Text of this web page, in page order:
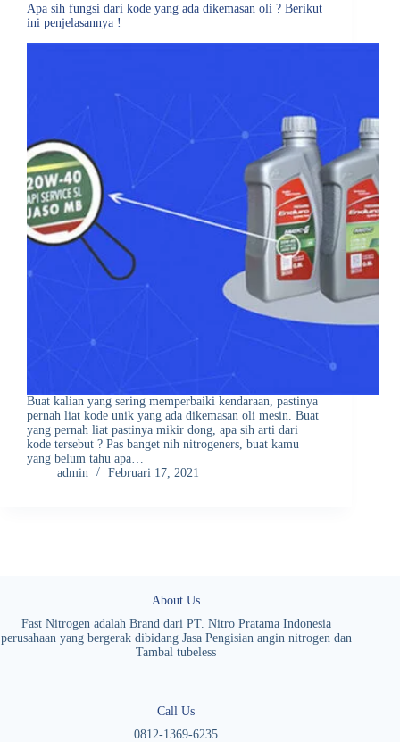
Apa sih fungsi dari kode yang ada dikemasan oli ? Berikut
ini penjelasannya !
Buat kalian yang sering memperbaiki kendaraan, pastinya
pernah liat kode unik yang ada dikemasan oli mesin. Buat
yang pernah liat pastinya mikir dong, apa sih arti dari
kode tersebut ? Pas banget nih nitrogeners, buat kamu
yang belum tahu apa…
admin
Februari 17, 2021
About Us
Fast Nitrogen adalah Brand dari PT. Nitro Pratama Indonesia
perusahaan yang bergerak dibidang Jasa Pengisian angin nitrogen dan
Tambal tubeless
Call Us
0812-1369-6235